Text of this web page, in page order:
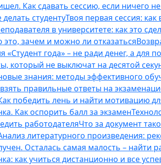
Как сдавать сессию, если ничего
студентуТвоя первая сессия:
в университете: как это
зачем и можно ли отказаться
«Студент года» – не ради денег, а для
который не выключат на десятой
знания: методы эффективного
взять правильные ответы на
победить лень и найти мотивацию
Как оспорить балл за экзамен
работодателяЧто за документ
литературного произведения:
Осталась самая малость – найти
как учиться дистанционно и все